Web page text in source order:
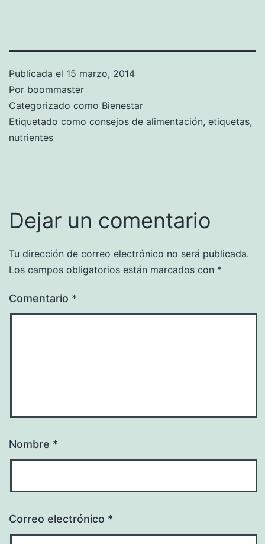
Publicada el 15 marzo, 2014
Por boommaster
Categorizado como Bienestar
Etiquetado como consejos de alimentación, etiquetas,
nutrientes
Dejar un comentario
Tu dirección de correo electrónico no será publicada.
Los campos obligatorios están marcados con *
Comentario *
Nombre *
Correo electrónico *